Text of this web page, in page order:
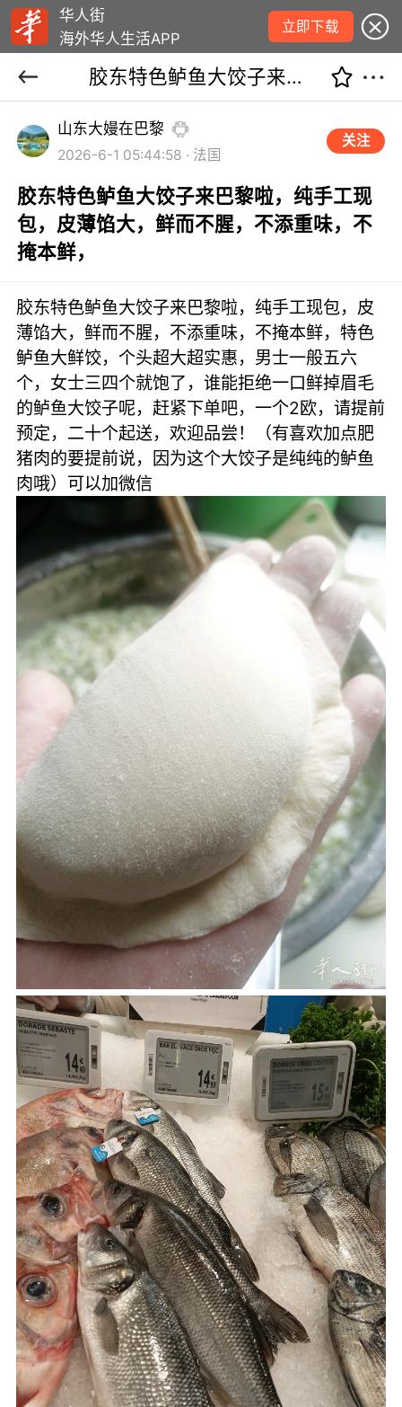
华人街
海外华人生活APP
立即下载
胶东特色鲈鱼大饺子来巴黎啦，纯手工现包，皮薄馅大，鲜而不腥，不添重味，不掩本鲜，
山东大嫚在巴黎
2026-6-1 05:44:58 · 法国
关注
胶东特色鲈鱼大饺子来巴黎啦，纯手工现
包，皮薄馅大，鲜而不腥，不添重味，不
掩本鲜，
胶东特色鲈鱼大饺子来巴黎啦，纯手工现包，皮
薄馅大，鲜而不腥，不添重味，不掩本鲜，特色
鲈鱼大鲜饺，个头超大超实惠，男士一般五六
个，女士三四个就饱了，谁能拒绝一口鲜掉眉毛
的鲈鱼大饺子呢，赶紧下单吧，一个2欧，请提前
预定，二十个起送，欢迎品尝！（有喜欢加点肥
猪肉的要提前说，因为这个大饺子是纯纯的鲈鱼
肉哦）可以加微信